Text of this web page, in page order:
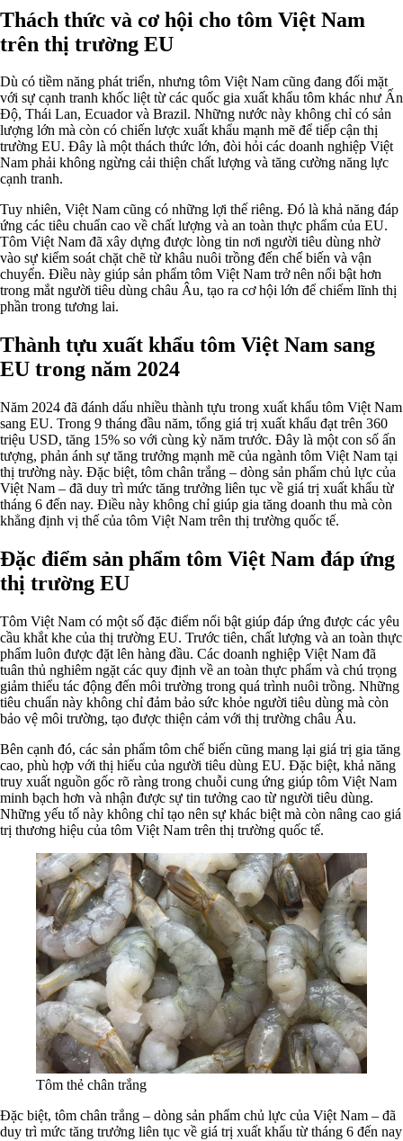
Thách thức và cơ hội cho tôm Việt Nam
trên thị trường EU
Dù có tiềm năng phát triển, nhưng tôm Việt Nam cũng đang đối mặt
với sự cạnh tranh khốc liệt từ các quốc gia xuất khẩu tôm khác như Ấn
Độ, Thái Lan, Ecuador và Brazil. Những nước này không chỉ có sản
lượng lớn mà còn có chiến lược xuất khẩu mạnh mẽ để tiếp cận thị
trường EU. Đây là một thách thức lớn, đòi hỏi các doanh nghiệp Việt
Nam phải không ngừng cải thiện chất lượng và tăng cường năng lực
cạnh tranh.
Tuy nhiên, Việt Nam cũng có những lợi thế riêng. Đó là khả năng đáp
ứng các tiêu chuẩn cao về chất lượng và an toàn thực phẩm của EU.
Tôm Việt Nam đã xây dựng được lòng tin nơi người tiêu dùng nhờ
vào sự kiểm soát chặt chẽ từ khâu nuôi trồng đến chế biến và vận
chuyển. Điều này giúp sản phẩm tôm Việt Nam trở nên nổi bật hơn
trong mắt người tiêu dùng châu Âu, tạo ra cơ hội lớn để chiếm lĩnh thị
phần trong tương lai.
Thành tựu xuất khẩu tôm Việt Nam sang
EU trong năm 2024
Năm 2024 đã đánh dấu nhiều thành tựu trong xuất khẩu tôm Việt Nam
sang EU. Trong 9 tháng đầu năm, tổng giá trị xuất khẩu đạt trên 360
triệu USD, tăng 15% so với cùng kỳ năm trước. Đây là một con số ấn
tượng, phản ánh sự tăng trưởng mạnh mẽ của ngành tôm Việt Nam tại
thị trường này. Đặc biệt, tôm chân trắng – dòng sản phẩm chủ lực của
Việt Nam – đã duy trì mức tăng trưởng liên tục về giá trị xuất khẩu từ
tháng 6 đến nay. Điều này không chỉ giúp gia tăng doanh thu mà còn
khẳng định vị thế của tôm Việt Nam trên thị trường quốc tế.
Đặc điểm sản phẩm tôm Việt Nam đáp ứng
thị trường EU
Tôm Việt Nam có một số đặc điểm nổi bật giúp đáp ứng được các yêu
cầu khắt khe của thị trường EU. Trước tiên, chất lượng và an toàn thực
phẩm luôn được đặt lên hàng đầu. Các doanh nghiệp Việt Nam đã
tuân thủ nghiêm ngặt các quy định về an toàn thực phẩm và chú trọng
giảm thiểu tác động đến môi trường trong quá trình nuôi trồng. Những
tiêu chuẩn này không chỉ đảm bảo sức khỏe người tiêu dùng mà còn
bảo vệ môi trường, tạo được thiện cảm với thị trường châu Âu.
Bên cạnh đó, các sản phẩm tôm chế biến cũng mang lại giá trị gia tăng
cao, phù hợp với thị hiếu của người tiêu dùng EU. Đặc biệt, khả năng
truy xuất nguồn gốc rõ ràng trong chuỗi cung ứng giúp tôm Việt Nam
minh bạch hơn và nhận được sự tin tưởng cao từ người tiêu dùng.
Những yếu tố này không chỉ tạo nên sự khác biệt mà còn nâng cao giá
trị thương hiệu của tôm Việt Nam trên thị trường quốc tế.
Tôm thẻ chân trắng
Đặc biệt, tôm chân trắng – dòng sản phẩm chủ lực của Việt Nam – đã
duy trì mức tăng trưởng liên tục về giá trị xuất khẩu từ tháng 6 đến nay